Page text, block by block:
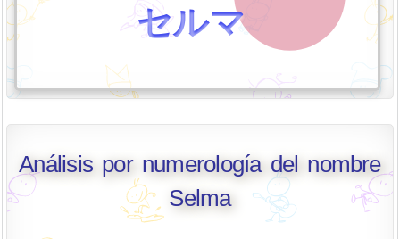
セルマ
Análisis por numerología del nombre
Selma